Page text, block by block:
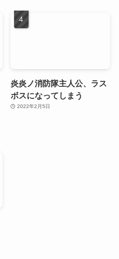
炎炎ノ消防隊主人公、ラス
ボスになってしまう
2022年2月5日